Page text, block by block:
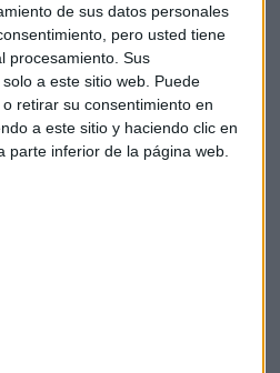
de sus datos personales
pero usted tiene
procesamiento. Sus
a este sitio web. Puede
retirar su consentimiento en
a este sitio y haciendo clic en
parte inferior de la página web.
de Mercadona
de manera
el nuevo contexto de precios